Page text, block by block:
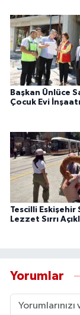
Başkan Ünlüce
Çocuk Evi
Tescilli Eskişehir
Lezzet Sırrı
Yorumlar